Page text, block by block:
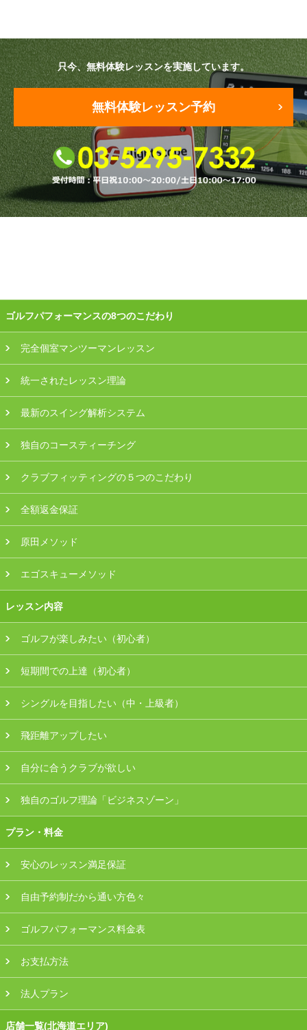
自分に合うクラブが欲しい
法人向けプラン
店舗一覧
東京
受講生の声
採用情報
只今、無料体験レッスンを実施しています。
無料体験レッスン予約
ゴルフパフォーマンスの8つのこだわり
完全個室マンツーマンレッスン
統一されたレッスン理論
最新のスイング解析システム
独自のコースティーチング
クラブフィッティングの５つのこだわり
全額返金保証
原田メソッド
エゴスキューメソッド
レッスン内容
ゴルフが楽しみたい（初心者）
短期間での上達（初心者）
シングルを目指したい（中・上級者）
飛距離アップしたい
自分に合うクラブが欲しい
独自のゴルフ理論「ビジネスゾーン」
プラン・料金
安心のレッスン満足保証
自由予約制だから通い方色々
ゴルフパフォーマンス料金表
お支払方法
法人プラン
店舗一覧(北海道エリア)